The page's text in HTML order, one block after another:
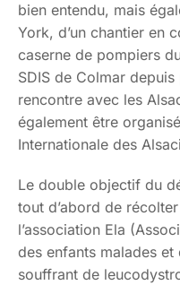
bien entendu, mais
York, d’un chantier en
caserne de pompiers
SDIS de Colmar
rencontre avec les
également être
Internationale des
Le double objectif du
tout d’abord de
l’association Ela
des enfants malades
souffrant de